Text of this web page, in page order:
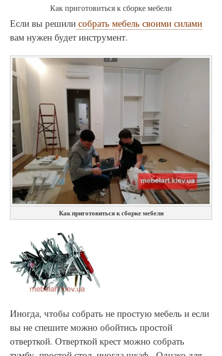
Как приготовиться к сборке мебели
Если вы решили собрать мебель своими силами
вам нужен будет инструмент.
Как приготовиться к сборке мебели
Иногда, чтобы собрать не простую мебель и если
вы не спешите можно обойтись простой
отверткой. Отверткой крест можно собрать